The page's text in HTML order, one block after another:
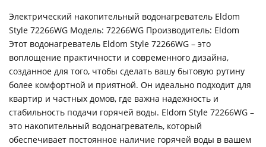
Электрический накопительный водонагреватель Eldom
Style 72266WG Модель: 72266WG Производитель: Eldom
Этот водонагреватель Eldom Style 72266WG – это
воплощение практичности и современного дизайна,
созданное для того, чтобы сделать вашу бытовую рутину
более комфортной и приятной. Он идеально подходит для
квартир и частных домов, где важна надежность и
стабильность подачи горячей воды. Eldom Style 72266WG –
это накопительный водонагреватель, который
обеспечивает постоянное наличие горячей воды в вашем